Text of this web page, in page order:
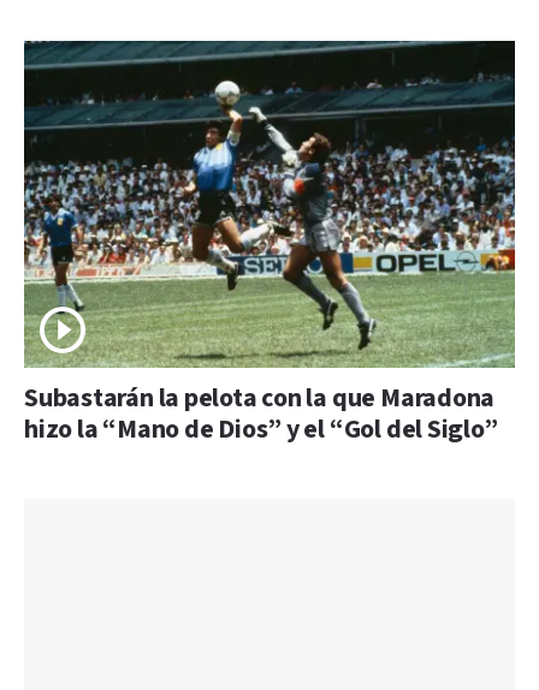
Subastarán la pelota con la que Maradona
hizo la “Mano de Dios” y el “Gol del Siglo”